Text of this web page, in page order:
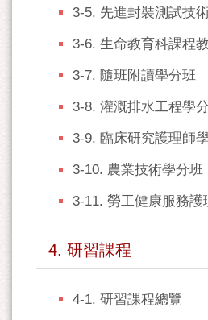
3-5. 先進封裝測試技
3-6. 生命教育科課程
3-7. 隨班附讀學分班
3-8. 灌溉排水工程學
3-9. 臨床研究護理師
3-10. 農業技術學分班
3-11. 勞工健康服務護
4. 研習課程
4-1. 研習課程總覽